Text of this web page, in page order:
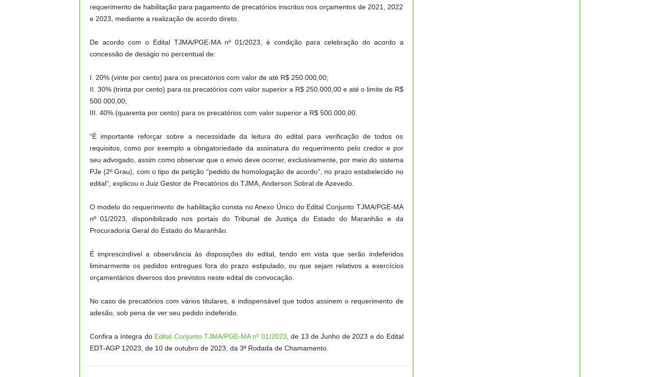
requerimento de habilitação para pagamento de precatórios inscritos nos orçamentos de 2021, 2022
e 2023, mediante a realização de acordo direto.
De acordo com o Edital TJMA/PGE-MA nº 01/2023, é condição para celebração do acordo a
concessão de deságio no percentual de:
I. 20% (vinte por cento) para os precatórios com valor de até R$ 250.000,00;
II. 30% (trinta por cento) para os precatórios com valor superior a R$ 250.000,00 e até o limite de R$
500.000,00;
III. 40% (quarenta por cento) para os precatórios com valor superior a R$ 500.000,00.
“É importante reforçar sobre a necessidade da leitura do edital para verificação de todos os
requisitos, como por exemplo a obrigatoriedade da assinatura do requerimento pelo credor e por
seu advogado, assim como observar que o envio deve ocorrer, exclusivamente, por meio do sistema
PJe (2º Grau), com o tipo de petição “pedido de homologação de acordo”, no prazo estabelecido no
edital”, explicou o Juiz Gestor de Precatórios do TJMA, Anderson Sobral de Azevedo.
O modelo do requerimento de habilitação consta no Anexo Único do Edital Conjunto TJMA/PGE-MA
nº 01/2023, disponibilizado nos portais do Tribunal de Justiça do Estado do Maranhão e da
Procuradoria Geral do Estado do Maranhão.
É imprescindível a observância às disposições do edital, tendo em vista que serão indeferidos
liminarmente os pedidos entregues fora do prazo estipulado, ou que sejam relativos a exercícios
orçamentários diversos dos previstos neste edital de convocação.
No caso de precatórios com vários titulares, é indispensável que todos assinem o requerimento de
adesão, sob pena de ver seu pedido indeferido.
Confira a íntegra do Edital Conjunto TJMA/PGE-MA nº 01/2023 , de 13 de Junho de 2023 e do Edital
EDT-AGP 12023, de 10 de outubro de 2023, da 3ª Rodada de Chamamento.